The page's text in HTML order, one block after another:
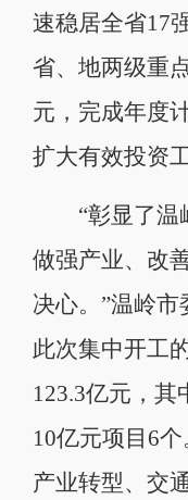
速稳居全省17
省、地两级重
元，完成年度
扩大有效投资
“彰显了温岭
做强产业、改
决心。”温岭市
此次集中开工
123.3亿元，其
10亿元项目6
产业转型、交